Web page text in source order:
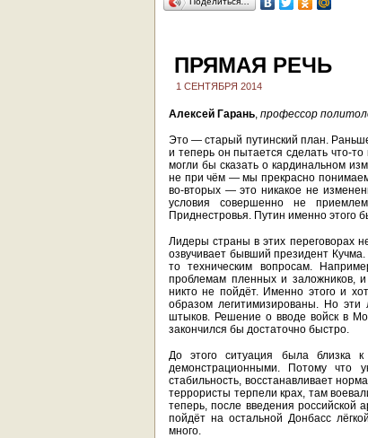
ПРЯМАЯ РЕЧЬ
1 СЕНТЯБРЯ 2014
Алексей Гарань, профессор
Это — старый путинский план.
и теперь он пытается сделать что-
могли бы сказать о кардинальном
не при чём — мы прекрасно
во-вторых — это никакое не
условия совершенно не
Приднестровья. Путин именно этого
Лидеры страны в этих переговорах
озвучивает бывший президент Кучма.
то техническим вопросам.
проблемам пленных и заложников,
никто не пойдёт. Именно этого и
образом легитимизированы. Но
штыков. Решение о вводе войск в
закончился бы достаточно быстро.
До этого ситуация была близка
демонстрационными. Потому что
стабильность, восстанавливает
террористы терпели крах, там
теперь, после введения
пойдёт на остальной Донбасс
много.